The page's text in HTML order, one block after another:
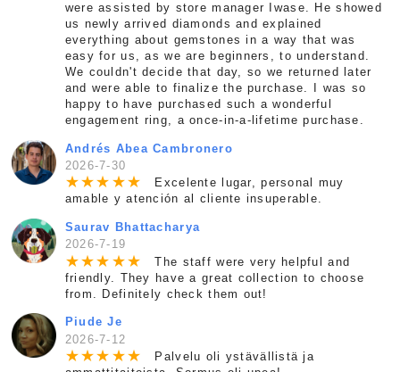
were assisted by store manager Iwase. He showed
us newly arrived diamonds and explained
everything about gemstones in a way that was
easy for us, as we are beginners, to understand.
We couldn't decide that day, so we returned later
and were able to finalize the purchase. I was so
happy to have purchased such a wonderful
engagement ring, a once-in-a-lifetime purchase.
Andrés Abea Cambronero
2026-7-30
★★★ ★★
Excelente lugar, personal muy
amable y atención al cliente insuperable.
Saurav Bhattacharya
2026-7-19
★★★ ★★
The staff were very helpful and
friendly. They have a great collection to choose
from. Definitely check them out!
Piude Je
2026-7-12
★★★ ★★
Palvelu oli ystävällistä ja